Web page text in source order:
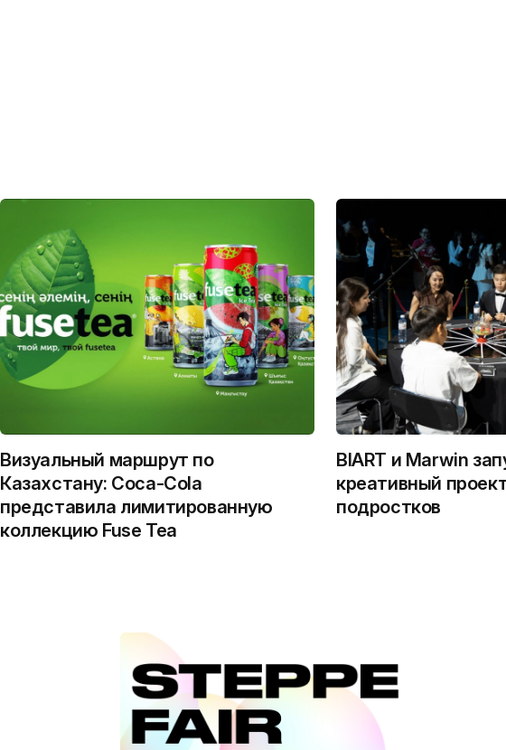
Визуальный маршрут по
Казахстану: Coca-Cola
представила лимитированную
коллекцию Fuse Tea
BIART и Marwin
креативный
подростков